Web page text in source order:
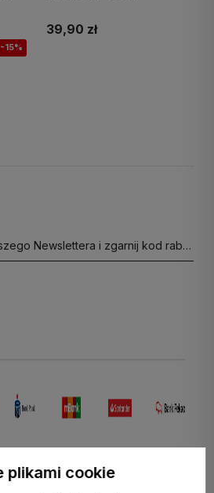
-15%
39,90 zł
Newslettera i zgarnij kod
plikami cookie